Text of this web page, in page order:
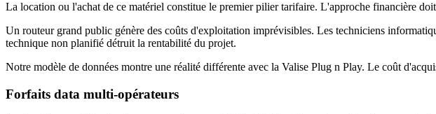
La location ou l'achat de ce matériel constitue le premier pilier tarifaire. L'approche financière
Un routeur grand public génère des coûts d'exploitation imprévisibles. Les techniciens
technique non planifié détruit la rentabilité du projet.
Notre modèle de données montre une réalité différente avec la Valise Plug n Play. Le coût
Forfaits data multi-opérateurs